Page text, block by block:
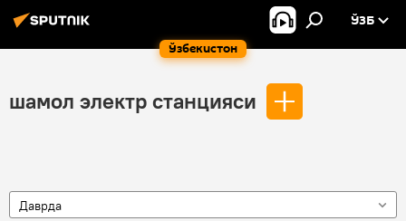
Ўзбекистон
ЎЗБ
шамол электр станцияси
Даврда